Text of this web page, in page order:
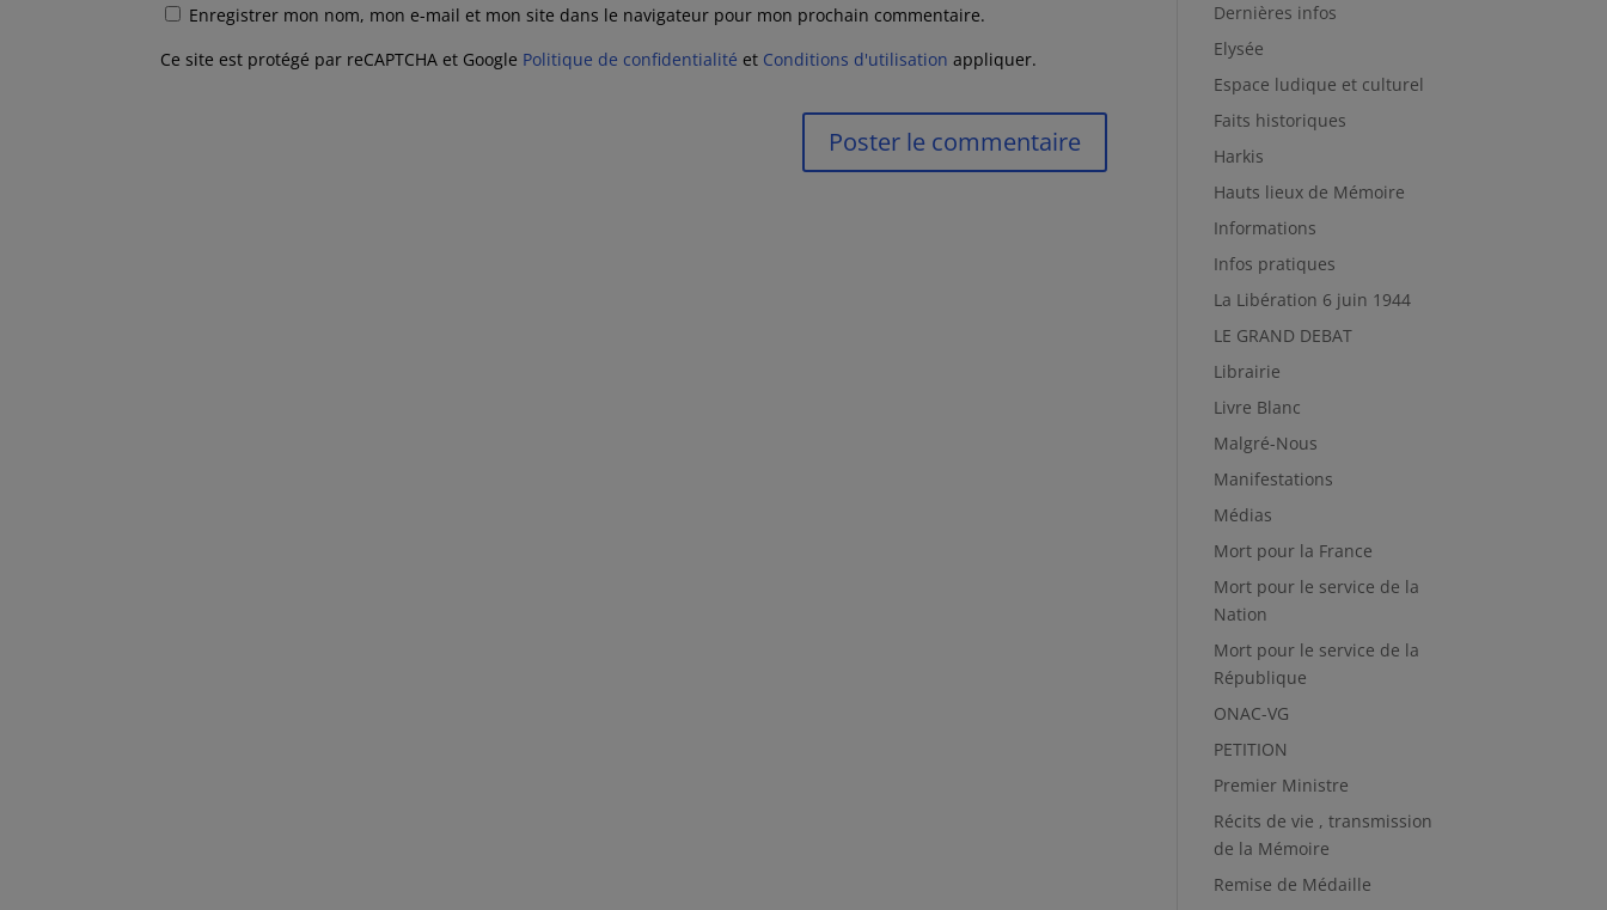
Enregistrer mon nom, mon e-mail et mon site dans le navigateur pour mon prochain commentaire.
Ce site est protégé par reCAPTCHA et Google Politique de confidentialité et Conditions d'utilisation appliquer.
Dernières infos
Elysée
Espace ludique et culturel
Faits historiques
Harkis
Hauts lieux de Mémoire
Informations
Infos pratiques
La Libération 6 juin 1944
LE GRAND DEBAT
Librairie
Livre Blanc
Malgré-Nous
Manifestations
Médias
Mort pour la France
Mort pour le service de la
Nation
Mort pour le service de la
République
ONAC-VG
PETITION
Premier Ministre
Récits de vie , transmission
de la Mémoire
Remise de Médaille